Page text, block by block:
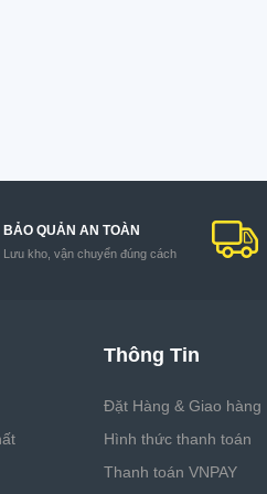
BẢO QUẢN AN TOÀN
Lưu kho, vận chuyển đúng cách
Thông Tin
Đặt Hàng & Giao hàng
Hình thức thanh toán
Thanh toán VNPAY